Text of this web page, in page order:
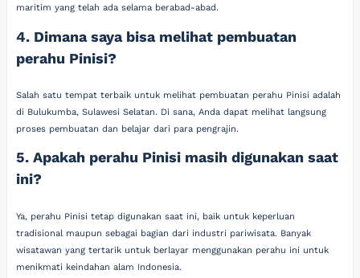
maritim yang telah ada selama berabad-abad.
4. Dimana saya bisa melihat pembuatan
perahu Pinisi?
Salah satu tempat terbaik untuk melihat pembuatan perahu Pinisi adalah
di Bulukumba, Sulawesi Selatan. Di sana, Anda dapat melihat langsung
proses pembuatan dan belajar dari para pengrajin.
5. Apakah perahu Pinisi masih digunakan saat
ini?
Ya, perahu Pinisi tetap digunakan saat ini, baik untuk keperluan
tradisional maupun sebagai bagian dari industri pariwisata. Banyak
wisatawan yang tertarik untuk berlayar menggunakan perahu ini untuk
menikmati keindahan alam Indonesia.